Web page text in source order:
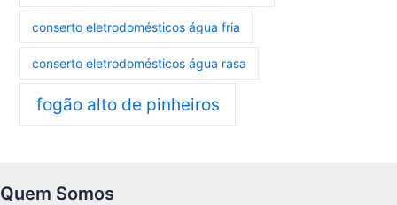
conserto eletrodomésticos água fria
conserto eletrodomésticos água rasa
fogão alto de pinheiros
Quem Somos